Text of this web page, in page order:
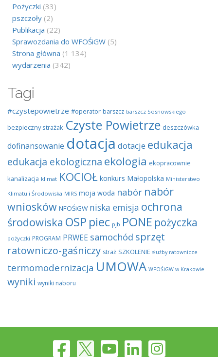
Pożyczki (33)
pszczoły (2)
Publikacja (22)
Sprawozdania do WFOŚiGW (5)
Strona główna (1 134)
wydarzenia (342)
Tagi
#czystepowietrze #operator barszcz barszcz Sosnowskiego
bezpieczny strażak Czyste Powietrze deszczówka
dofinansowanie dotacja dotacje edukacja
edukacja ekologiczna ekologia ekopracownie
kanalizacja klimat KOCIOŁ konkurs Małopolska Ministerstwo
Klimatu i Środowiska MIRS moja woda nabór nabór
wniosków NFOŚiGW niska emisja ochrona
środowiska OSP piec pjb PONE pożyczka
pożyczki PROGRAM PRWEE samochód sprzęt
ratowniczo-gaśniczy straż SZKOLENIE służby ratownicze
termomodernizacja UMOWA WFOŚiGW w Krakowie
wyniki wyniki naboru